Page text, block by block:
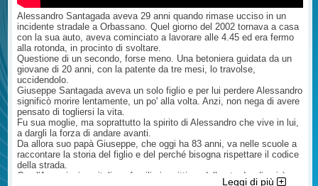
Avvocato Cassazionista ...
ucciso mio padre per la seconda
volta. Volevo sapere se possiamo
fare qualcosa contro questa
sentenza iniqua ed offensiva per
mio padre e per noi? ...
ipotizzo) le è stato liquidato un
acconto ( con relativo rimborso della
parcella) e l'avvocato sta
procedendo giudizialmente per il
maggior danno. In questa ipotesi, i
tempi lunghi, nonostante sia tutto
ok, è la norma. E non dipendono
dall'Avvocato. Mi faccia sapere
Cordialmente Avv. Giuseppe
Incardona ( fiduciario AIFVS sede di
Palermo e Milano) legale della
A.I.F.V.S.- sede di Palermo e Milano
- Avvocato Cassazionista ...
Alessandro Santagada aveva 29 anni quando rimase ucciso in un
incidente stradale a Orbassano. Quel giorno del 2002 tornava a casa
con la sua auto, aveva cominciato a lavorare alle 4.45 ed era fermo
alla rotonda, in procinto di svoltare.
Questione di un secondo, forse meno. Una betoniera guidata da un
giovane di 20 anni, con la patente da tre mesi, lo travolse,
uccidendolo.
Giuseppe Santagada aveva un solo figlio e per lui perdere Alessandro
significò morire lentamente, un po' alla volta. Anzi, non nega di avere
pensato di togliersi la vita.
Fu sua moglie, ma soprattutto la spirito di Alessandro che vive in lui,
a dargli la forza di andare avanti.
Da allora suo papà Giuseppe, che oggi ha 83 anni, va nelle scuole a
raccontare la storia del figlio e del perché bisogna rispettare il codice
della strada.
Con l'Associazione italiana familiari e vittime della strada, di cui è
Leggi di più